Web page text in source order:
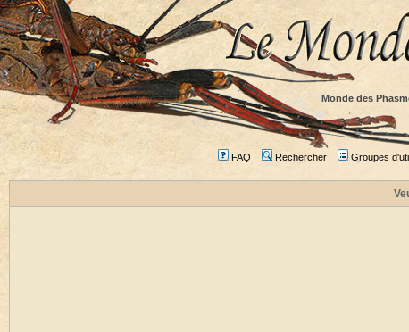
Monde des
FAQ Rechercher Groupes